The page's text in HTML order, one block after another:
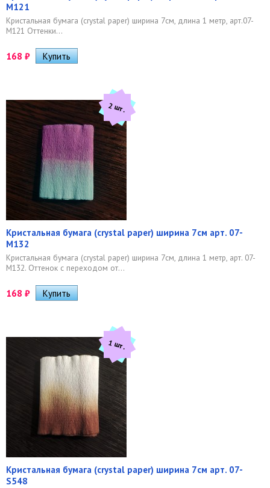
M121
Кристальная бумага (crystal paper) ширина 7см, длина 1 метр, арт.07-
M121 Оттенки...
168 ₽
2 шт.
Кристальная бумага (crystal paper) ширина 7см арт. 07-
M132
Кристальная бумага (crystal paper) ширина 7см, длина 1 метр, арт. 07-
M132. Оттенок с переходом от...
168 ₽
1 шт.
Кристальная бумага (crystal paper) ширина 7см арт. 07-
S548